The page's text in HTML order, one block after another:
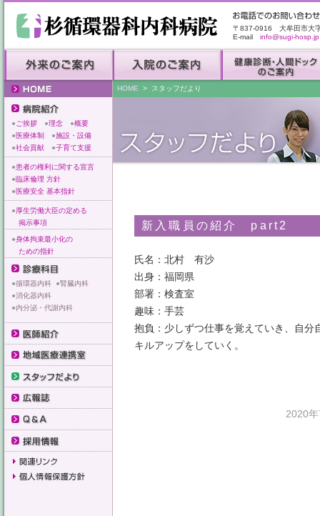
〒837-0916 大牟田市大
E-mail info@sugi-hosp.jp
HOME > スタッフだより
● ご挨拶 ●理念 ●概要
●医療体制 ●施設・設備
●社会貢献 ●子育て支援
●患者の権利に関する宣言
●臨床倫理 方針
●医療安全 基本指針
●厚生労働大臣の定める
掲示事項
●身体拘束最小化の
ための指針
●循環器内科 ●腎臓内科
●消化器内科
●内分泌・代謝内科
新入職員の紹介 part2
氏名：北村 有沙
出身：福岡県
部署：検査室
趣味：手芸
抱負：少しずつ仕事を覚えていき、自分
キルアップをしていく。
2020